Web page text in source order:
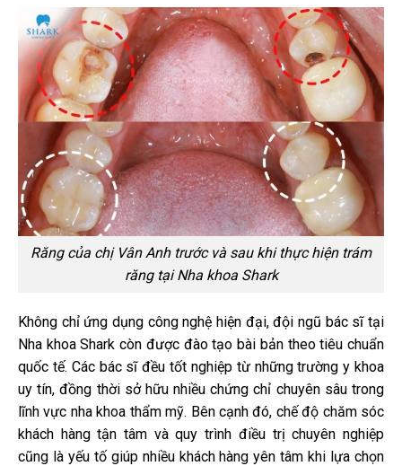
Răng của chị Vân Anh trước và sau khi thực hiện trám
răng tại Nha khoa Shark
Không chỉ ứng dụng công nghệ hiện đại, đội ngũ bác sĩ tại
Nha khoa Shark còn được đào tạo bài bản theo tiêu chuẩn
quốc tế. Các bác sĩ đều tốt nghiệp từ những trường y khoa
uy tín, đồng thời sở hữu nhiều chứng chỉ chuyên sâu trong
lĩnh vực nha khoa thẩm mỹ. Bên cạnh đó, chế độ chăm sóc
khách hàng tận tâm và quy trình điều trị chuyên nghiệp
cũng là yếu tố giúp nhiều khách hàng yên tâm khi lựa chọn